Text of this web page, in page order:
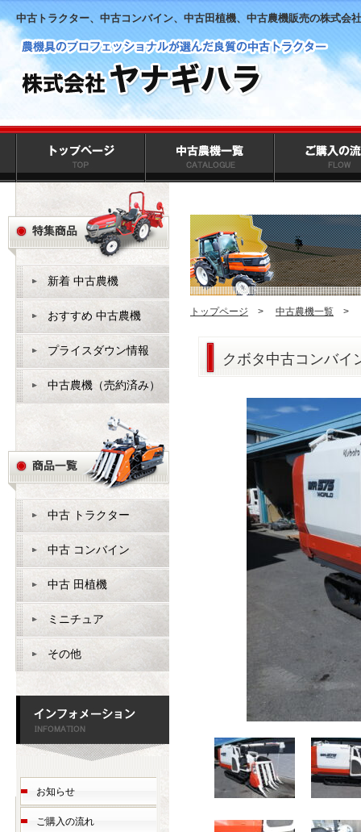
中古トラクター、中古コンバイン、中古田植機、中古農機販売の株式会
トップページ > 中古農機一覧 >
クボタ中古コンバイ
新着 中古農機
おすすめ 中古農機
プライスダウン情報
中古農機（売約済み）
中古 トラクター
中古 コンバイン
中古 田植機
ミニチュア
その他
お知らせ
ご購入の流れ